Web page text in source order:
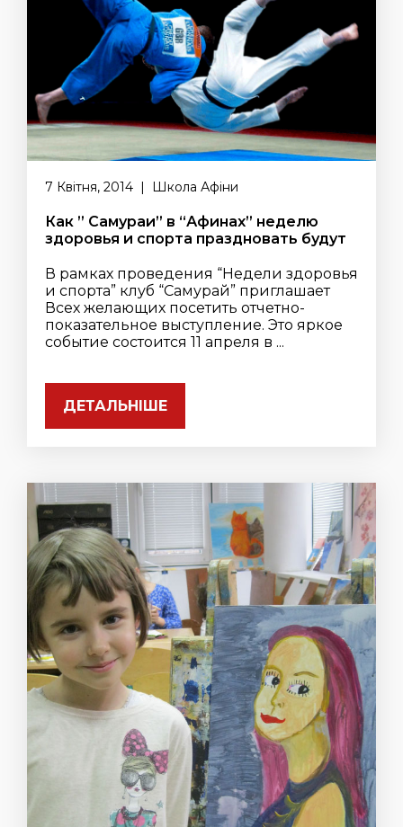
7 Квітня, 2014 | Школа Афіни
Как ” Самураи” в “Афинах” неделю
здоровья и спорта праздновать будут
В рамках проведения “Недели здоровья
и спорта” клуб “Самурай” приглашает
Всех желающих посетить отчетно-
показательное выступление. Это яркое
событие состоится 11 апреля в ...
ДЕТАЛЬНІШЕ